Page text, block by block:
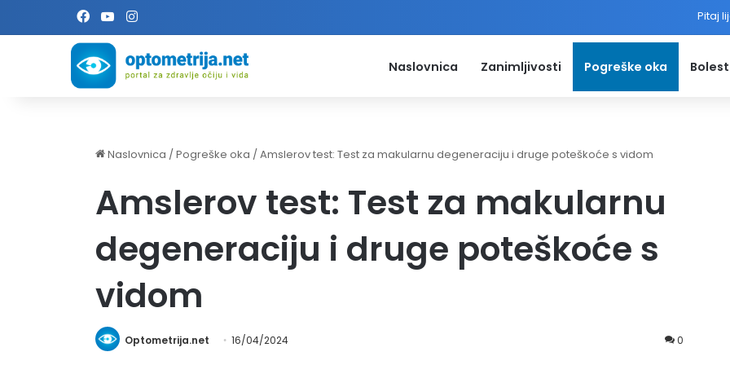
Facebook
YouTube Pitaj
Naslovnica Zanimljivosti Pogreške oka
Naslovnica /Pogreške oka /Amslerov test: Test za makularnu degeneraciju i druge poteškoće s vidom
Amslerov test: Test za makularnu
degeneraciju i druge poteškoće s
vidom
Optometrija.net 16/04/2024 0